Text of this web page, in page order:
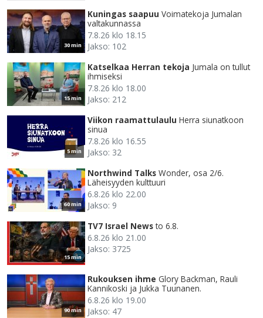
30 min
Kuningas saapuu Voimatekoja Jumalan
valtakunnassa
7.8.26 klo 18.15
Jakso: 102
15 min
Katselkaa Herran tekoja Jumala on tullut
ihmiseksi
7.8.26 klo 18.00
Jakso: 212
5 min
Viikon raamattulaulu Herra siunatkoon
sinua
7.8.26 klo 16.55
Jakso: 32
60 min
Northwind Talks Wonder, osa 2/6.
Läheisyyden kulttuuri
6.8.26 klo 22.00
Jakso: 9
15 min
TV7 Israel News to 6.8.
6.8.26 klo 21.00
Jakso: 3725
90 min
Rukouksen ihme Glory Backman, Rauli
Kannikoski ja Jukka Tuunanen.
6.8.26 klo 19.00
Jakso: 47